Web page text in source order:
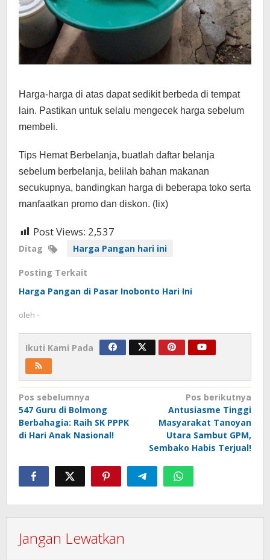
Harga-harga di atas dapat sedikit berbeda di tempat
lain. Pastikan untuk selalu mengecek harga sebelum
membeli.
Tips Hemat Berbelanja, buatlah daftar belanja
sebelum berbelanja, belilah bahan makanan
secukupnya, bandingkan harga di beberapa toko serta
manfaatkan promo dan diskon. (lix)
Post Views: 2,537
Ditag Harga Pangan hari ini
Posting Terkait
Harga Pangan di Pasar Inobonto Hari Ini
oleh -
Ikuti Kami Pada
Navigasi
pos
Pos sebelumnya
547 Guru di Bolmong
Berbahagia: Raih SK PPPK
di Hari Anak Nasional!
Pos berikutnya
Antusiasme Tinggi
Masyarakat Tanoyan
Utara Sambut GPM,
Sembako Habis Terjual!
Jangan Lewatkan